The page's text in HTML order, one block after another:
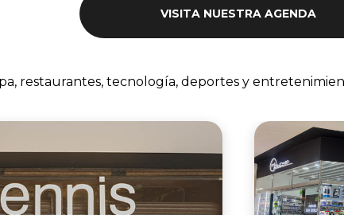
VISITA NUESTRA AGENDA
restaurantes, tecnología, deportes y